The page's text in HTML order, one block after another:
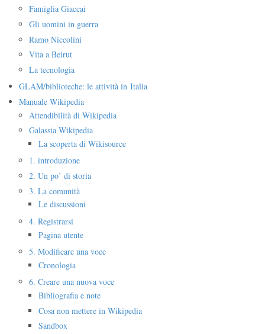
Famiglia Giaccai
Gli uomini in guerra
Ramo Niccolini
Vita a Beirut
La tecnologia
GLAM/biblioteche: le attività in Italia
Manuale Wikipedia
Attendibilità di Wikipedia
Galassia Wikipedia
La scoperta di Wikisource
1. introduzione
2. Un po’ di storia
3. La comunità
Le discussioni
4. Registrarsi
Pagina utente
5. Modificare una voce
Cronologia
6. Creare una nuova voce
Bibliografia e note
Cosa non mettere in Wikipedia
Sandbox